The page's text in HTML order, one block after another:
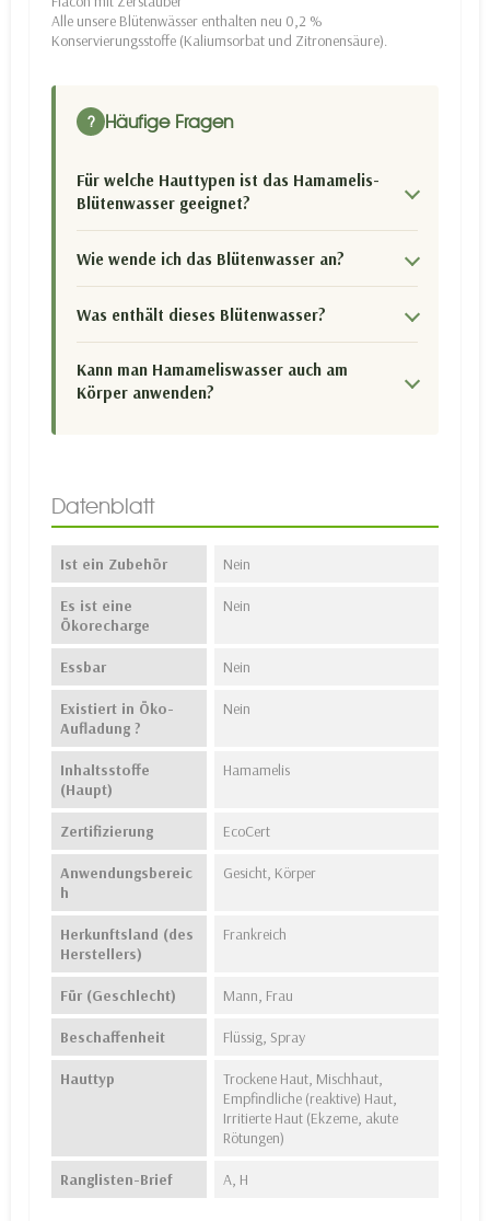
Alle unsere Blütenwässer enthalten neu 0,2 %
Konservierungsstoffe (Kaliumsorbat und Zitronensäure).
? Häufige Fragen
Für welche Hauttypen ist das Hamamelis-
Blütenwasser geeignet?
Wie wende ich das Blütenwasser an?
Was enthält dieses Blütenwasser?
Kann man Hamameliswasser auch am
Körper anwenden?
Datenblatt
Ist ein Zubehör Nein
Es ist eine
Ökorecharge
Nein
Essbar Nein
Existiert in Öko-
Aufladung ?
Nein
Inhaltsstoffe
(Haupt)
Hamamelis
Zertifizierung EcoCert
Anwendungsbereic
h
Gesicht, Körper
Herkunftsland (des
Herstellers)
Frankreich
Für (Geschlecht) Mann, Frau
Beschaffenheit Flüssig, Spray
Hauttyp
Trockene Haut, Mischhaut,
Empfindliche (reaktive) Haut,
Irritierte Haut (Ekzeme, akute
Rötungen)
Ranglisten-Brief A, H